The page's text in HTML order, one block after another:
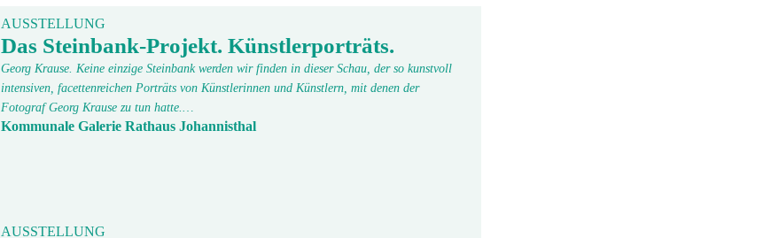
AUSSTELLUNG
Das Steinbank-Projekt. Künstlerporträts.
Georg Krause. Keine einzige Steinbank werden wir finden in dieser Schau, der so kunstvoll
intensiven, facettenreichen Porträts von Künstlerinnen und Künstlern, mit denen der
Fotograf Georg Krause zu tun hatte.…
Kommunale Galerie Rathaus Johannisthal
AUSSTELLUNG